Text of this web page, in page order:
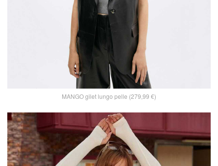
MANGO gilet lungo pelle (279,99 €)